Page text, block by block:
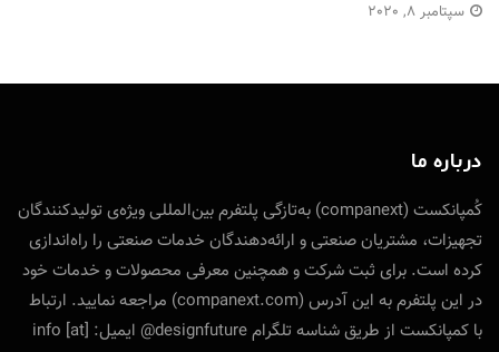
سپتامبر 8, 2020
درباره ما
کُمپانکست (companext) به‌تازگی پلتفرم بین‌المللی ویژه‌ی تولید‌کنندگان
تجهیزات، مشتریان صنعتی و ارائه‌دهندگان خدمات صنعتی را راه‌اندازی
کرده است. برای ثبت شرکت و همچنین معرفی محصولات و خدمات خود
در این پلتفرم به این آدرس (companext.com) مراجعه نمایید. ارتباط
با کمپانکست از طریق شناسه تلگرام designfuture@ ایمیل: info [at]